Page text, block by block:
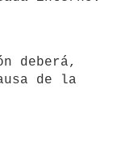
de la